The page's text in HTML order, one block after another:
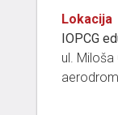
Lokacija
IOPCG
ul.